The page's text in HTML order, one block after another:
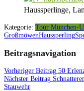
Haussperlinge,
Kategorie: Tour München-
GroßmöwenHaussperling
Beitragsnavigation
Vorheriger Beitrag 50
Nächster Beitrag
Stauwehr